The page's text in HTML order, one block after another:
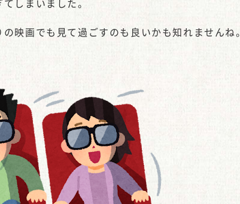
しまいました。
映画でも見て過ごすのも良いかも知れませんね。